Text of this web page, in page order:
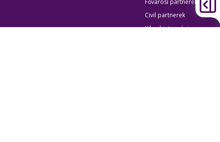
Fővárosi partnerek
Civil partnerek
Kiberbiztonsági